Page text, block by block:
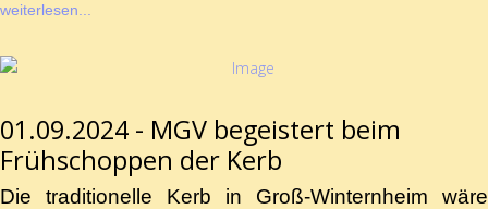
weiterlesen...
01.09.2024 - MGV begeistert beim
Frühschoppen der Kerb
Die traditionelle Kerb in Groß-Winternheim wäre